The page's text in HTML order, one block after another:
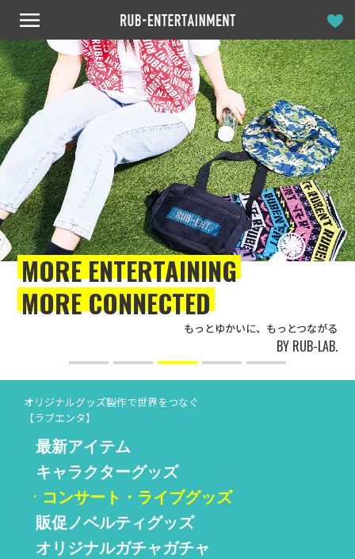
MORE ENTERTAINING
MORE CONNECTED
もっとゆかいに、もっとつながる
BY RUB-LAB.
オリジナルグッズ製作で世界をつなぐ
【ラブエンタ】
最新アイテム
キャラクターグッズ
コンサート・ライブグッズ
販促ノベルティグッズ
オリジナルガチャガチャ